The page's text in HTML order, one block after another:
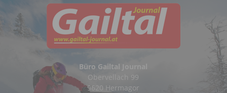
Büro Gailtal Journal
Obervellach 99
9620 Hermagor